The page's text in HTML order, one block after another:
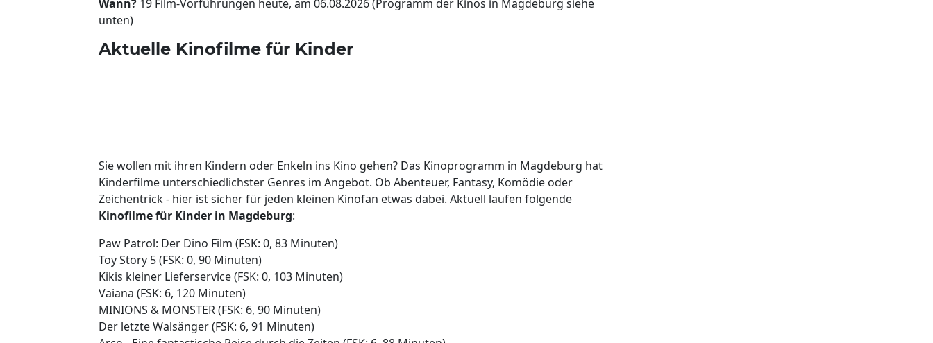
Wann? 19 Film-Vorführungen heute, am 06.08.2026 (Programm der Kinos in Magdeburg siehe
unten)
Aktuelle Kinofilme für Kinder
Sie wollen mit ihren Kindern oder Enkeln ins Kino gehen? Das Kinoprogramm in Magdeburg hat
Kinderfilme unterschiedlichster Genres im Angebot. Ob Abenteuer, Fantasy, Komödie oder
Zeichentrick - hier ist sicher für jeden kleinen Kinofan etwas dabei. Aktuell laufen folgende
Kinofilme für Kinder in Magdeburg:
Paw Patrol: Der Dino Film (FSK: 0, 83 Minuten)
Toy Story 5 (FSK: 0, 90 Minuten)
Kikis kleiner Lieferservice (FSK: 0, 103 Minuten)
Vaiana (FSK: 6, 120 Minuten)
MINIONS & MONSTER (FSK: 6, 90 Minuten)
Der letzte Walsänger (FSK: 6, 91 Minuten)